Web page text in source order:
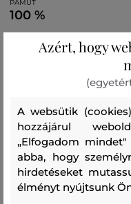
PAMUT
100 %
Azért, hogy
A websütik
hozzájárul
„Elfogadom
abba, hogy
hirdetéseket
élményt nyújtsunk